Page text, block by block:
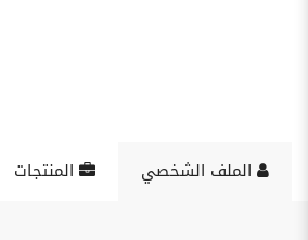
الملف الشخصي المنتجات